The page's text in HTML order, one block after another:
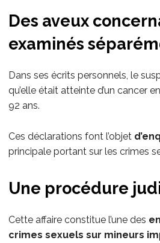
Des aveux
examinés
Dans ses écrits personnels, le
qu’elle était atteinte d’un cancer
92 ans.
Ces déclarations font l’objet
principale portant sur les crimes
Une procédure
Cette affaire constitue l’une des
crimes sexuels sur mineurs